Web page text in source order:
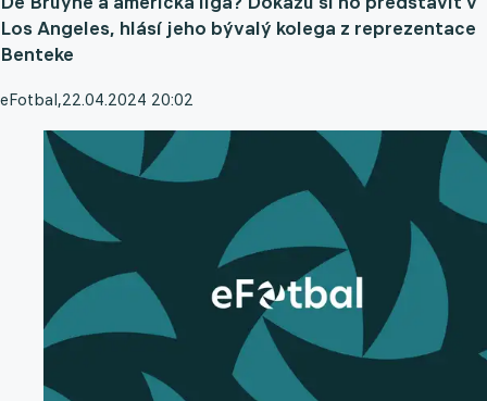
Los Angeles, hlásí jeho bývalý kolega z reprezentace
Benteke
eFotbal,22.04.2024 20:02